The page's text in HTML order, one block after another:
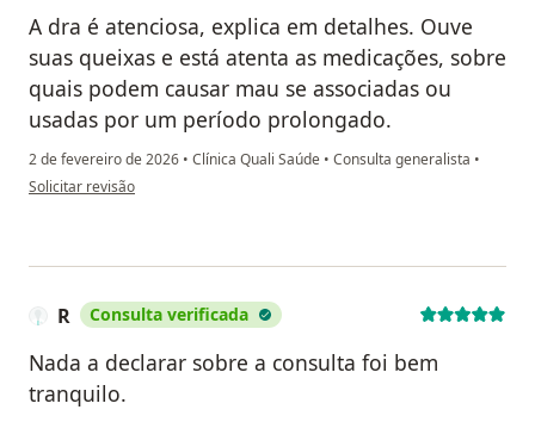
A dra é atenciosa, explica em detalhes. Ouve
suas queixas e está atenta as medicações, sobre
quais podem causar mau se associadas ou
usadas por um período prolongado.
2 de fevereiro de 2026 • Clínica Quali Saúde • Consulta generalista •
na opinião do utilizador I.N.O
Solicitar revisão
R Consulta verificada
Nada a declarar sobre a consulta foi bem
tranquilo.